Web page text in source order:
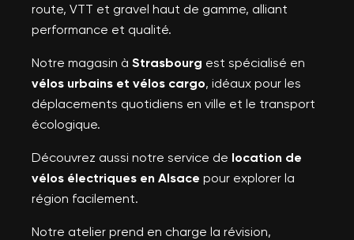
route, VTT et gravel haut de gamme, alliant
performance et qualité.
Notre magasin à Strasbourg est spécialisé en
vélos urbains et vélos cargo, idéaux pour les
déplacements quotidiens en ville et le transport
écologique.
Découvrez aussi notre service de location de
vélos électriques en Alsace pour explorer la
région facilement.
Notre atelier prend en charge la révision,